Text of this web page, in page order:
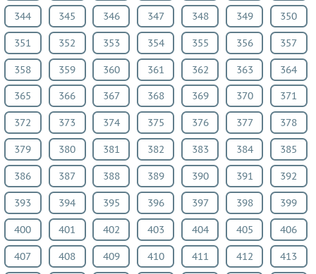
344 345 346 347 348 349 350
351 352 353 354 355 356 357
358 359 360 361 362 363 364
365 366 367 368 369 370 371
372 373 374 375 376 377 378
379 380 381 382 383 384 385
386 387 388 389 390 391 392
393 394 395 396 397 398 399
400 401 402 403 404 405 406
407 408 409 410 411 412 413